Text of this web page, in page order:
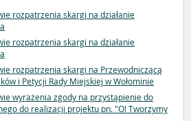
rozpatrzenia skargi na działanie
rozpatrzenia skargi na działanie
rozpatrzenia skargi na Przewodniczącą
i Petycji Rady Miejskiej w Wołominie
wyrażenia zgody na przystąpienie do
do realizacji projektu pn. "O! Tworzymy